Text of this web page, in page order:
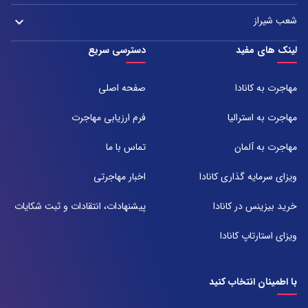
021-37972000
021-43000054
مشهد، بلوار هفت تیر نبش هفت تیر ۸ برج اداری آرمیتاژ طبقه ۱۶ واحد ۱۶۰۵
تلفن:
051-31737000
شعب شیراز keyboard_arrow_down
شعبه 1
آدرس:
تلفن:
شعبه 2
تلفن:
لینک های مفید
مهاجرت به کانادا
مهاجرت به استرالیا
مهاجرت به آلمان
ویزای سرمایه گذاری کانادا
خرید بیزینس در کانادا
ویزای استارتاپ کانادا
دسترسی سریع
صفحه اصلی
فرم ارزیابی مهاجرت
تماس با ما
اخبار مهاجرتی
پیشنهادات، انتقادات و ثبت شکایات
با اطمینان انتخاب کنید